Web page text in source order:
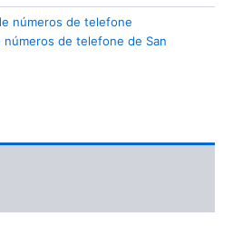
números de telefone
números de telefone de San